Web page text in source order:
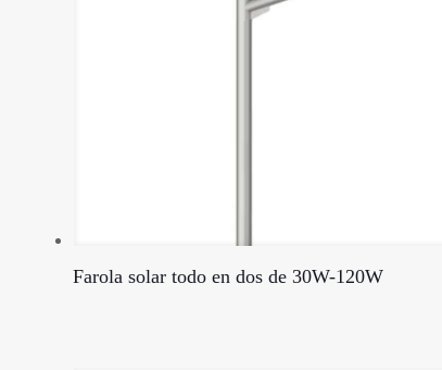
Farola solar todo en dos de 30W-120W